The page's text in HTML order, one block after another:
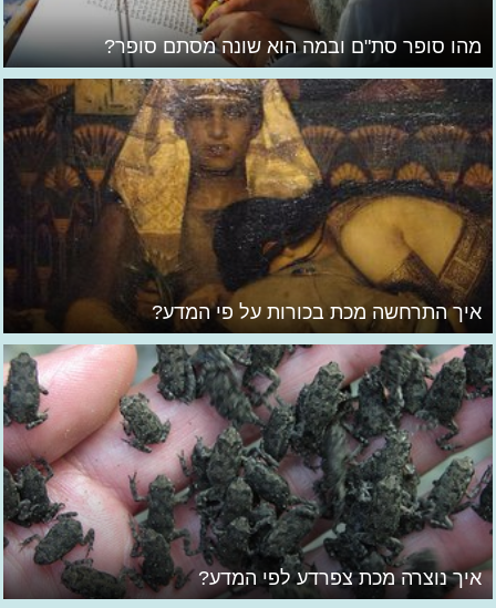
מהו סופר סת"ם ובמה הוא שונה מסתם סופר?
איך התרחשה מכת בכורות על פי המדע?
איך נוצרה מכת צפרדע לפי המדע?